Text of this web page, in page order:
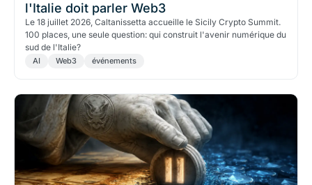
l'Italie doit parler Web3
Le 18 juillet 2026, Caltanissetta accueille le Sicily Crypto Summit.
100 places, une seule question: qui construit l'avenir numérique du
sud de l'Italie?
AI Web3 événements